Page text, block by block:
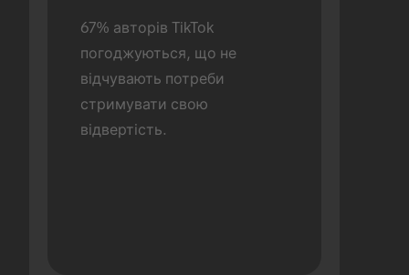
67% авторів TikTok
погоджуються, що не
відчувають потреби
стримувати свою
відвертість.